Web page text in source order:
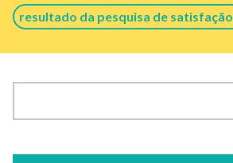
resultado da pesquisa de satisfação